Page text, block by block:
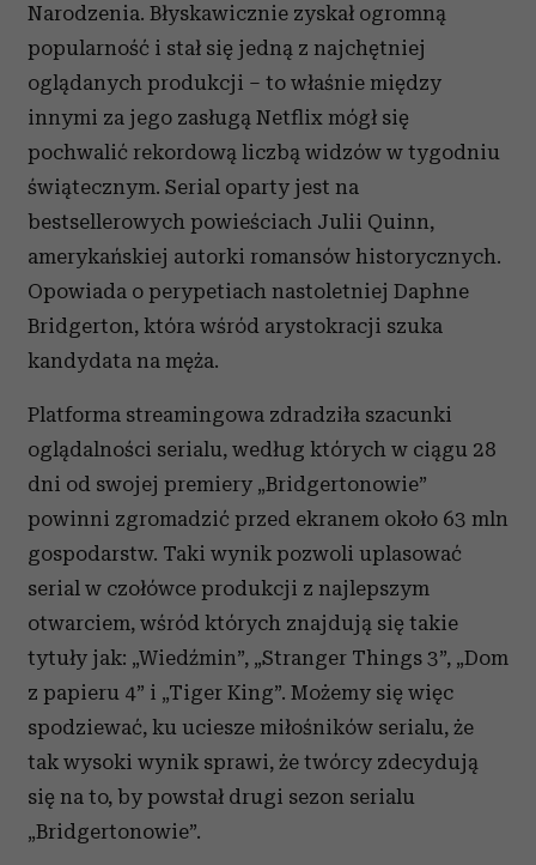
Narodzenia. Błyskawicznie zyskał ogromną
popularność i stał się jedną z najchętniej
oglądanych produkcji – to właśnie między
innymi za jego zasługą Netflix mógł się
pochwalić rekordową liczbą widzów w tygodniu
świątecznym. Serial oparty jest na
bestsellerowych powieściach Julii Quinn,
amerykańskiej autorki romansów historycznych.
Opowiada o perypetiach nastoletniej Daphne
Bridgerton, która wśród arystokracji szuka
kandydata na męża.
Platforma streamingowa zdradziła szacunki
oglądalności serialu, według których w ciągu 28
dni od swojej premiery „Bridgertonowie”
powinni zgromadzić przed ekranem około 63 mln
gospodarstw. Taki wynik pozwoli uplasować
serial w czołówce produkcji z najlepszym
otwarciem, wśród których znajdują się takie
tytuły jak: „Wiedźmin”, „Stranger Things 3”, „Dom
z papieru 4” i „Tiger King”. Możemy się więc
spodziewać, ku uciesze miłośników serialu, że
tak wysoki wynik sprawi, że twórcy zdecydują
się na to, by powstał drugi sezon serialu
„Bridgertonowie”.